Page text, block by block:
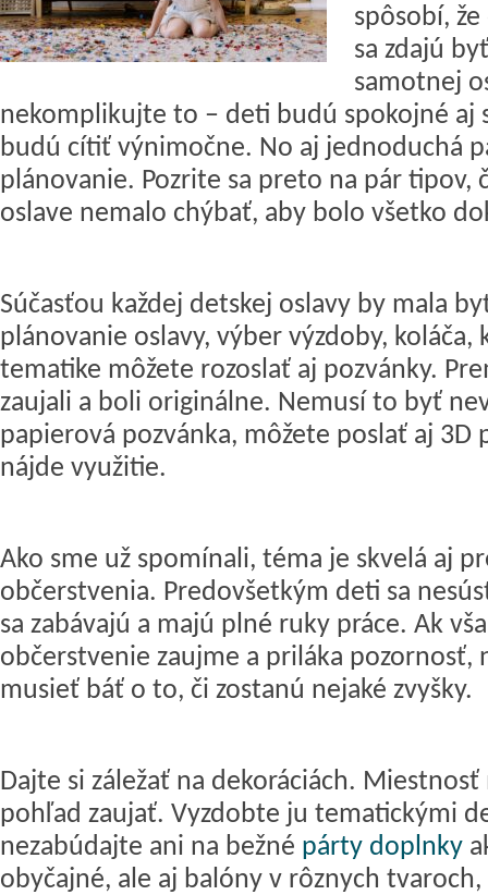
spôsobí,
sa zdajú
samotnej
nekomplikujte to – deti budú spokojné aj
budú cítiť výnimočne. No aj jednoduchá
plánovanie. Pozrite sa preto na pár tipov,
oslave nemalo chýbať, aby bolo všetko
Súčasťou každej detskej oslavy by mala
plánovanie oslavy, výber výzdoby, koláča,
tematike môžete rozoslať aj pozvánky.
zaujali a boli originálne. Nemusí to byť
papierová pozvánka, môžete poslať aj
nájde využitie.
Ako sme už spomínali, téma je skvelá aj
občerstvenia. Predovšetkým deti sa
sa zabávajú a majú plné ruky práce. Ak
občerstvenie zaujme a priláka pozornosť,
musieť báť o to, či zostanú nejaké zvyšky.
Dajte si záležať na dekoráciách.
pohľad zaujať. Vyzdobte ju tematickými
nezabúdajte ani na bežné párty doplnky
obyčajné, ale aj balóny v rôznych